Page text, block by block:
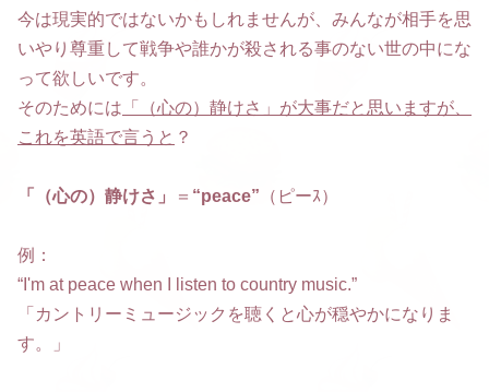
今は現実的ではないかもしれませんが、みんなが相手を思
いやり尊重して戦争や誰かが殺される事のない世の中にな
って欲しいです。
そのためには 「（心の）静けさ」が大事だと思いますが、
これを英語で言うと ？
「（心の）静けさ」 ＝ “peace” （ピーｽ）
例：
“I'm at peace when I listen to country music.”
「カントリーミュージックを聴くと心が穏やかになりま
す。」